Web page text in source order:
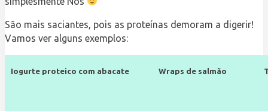
São mais saciantes, pois as proteínas demoram a digerir!
Vamos ver alguns exemplos:
Iogurte proteico com abacate Wraps de salmão